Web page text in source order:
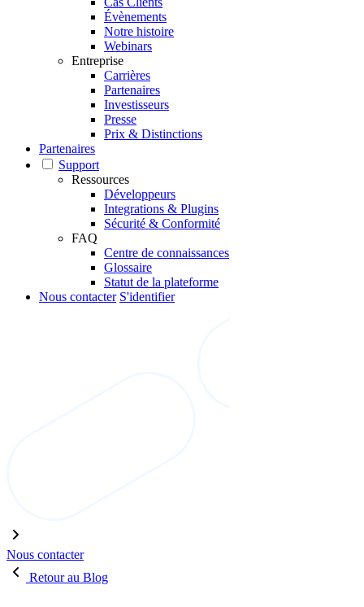
Évènements
Notre histoire
Webinars
Entreprise
Carrières
Partenaires
Investisseurs
Presse
Prix & Distinctions
Partenaires
Support
Ressources
Développeurs
Integrations & Plugins
Sécurité & Conformité
FAQ
Centre de connaissances
Glossaire
Statut de la plateforme
Nous contacter S'identifier
Nous contacter
Retour au Blog